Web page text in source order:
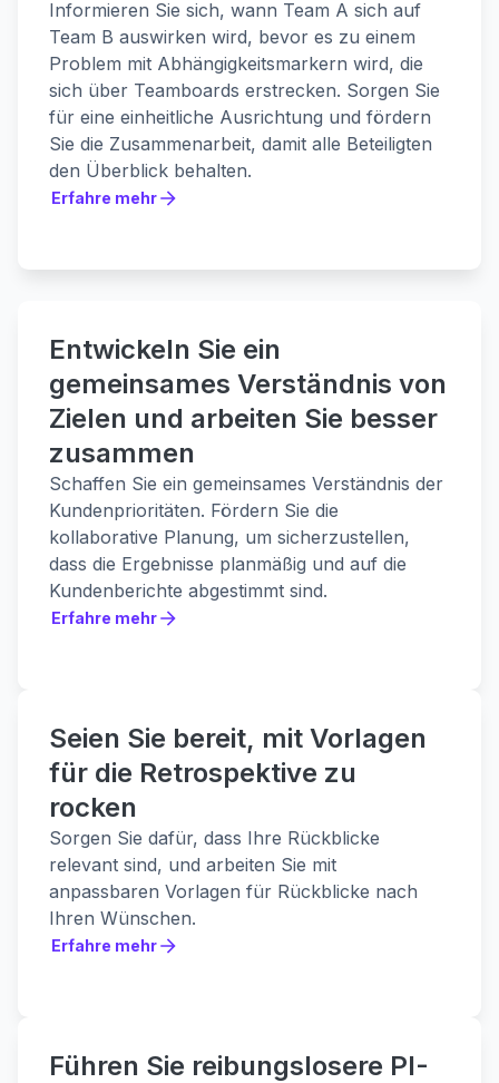
Informieren Sie sich, wann Team A sich auf
Team B auswirken wird, bevor es zu einem
Problem mit Abhängigkeitsmarkern wird, die
sich über Teamboards erstrecken. Sorgen Sie
für eine einheitliche Ausrichtung und fördern
Sie die Zusammenarbeit, damit alle Beteiligten
den Überblick behalten.
Erfahre mehr
Entwickeln Sie ein
gemeinsames Verständnis von
Zielen und arbeiten Sie besser
zusammen
Schaffen Sie ein gemeinsames Verständnis der
Kundenprioritäten. Fördern Sie die
kollaborative Planung, um sicherzustellen,
dass die Ergebnisse planmäßig und auf die
Kundenberichte abgestimmt sind.
Erfahre mehr
Seien Sie bereit, mit Vorlagen
für die Retrospektive zu
rocken
Sorgen Sie dafür, dass Ihre Rückblicke
relevant sind, und arbeiten Sie mit
anpassbaren Vorlagen für Rückblicke nach
Ihren Wünschen.
Erfahre mehr
Führen Sie reibungslosere PI-